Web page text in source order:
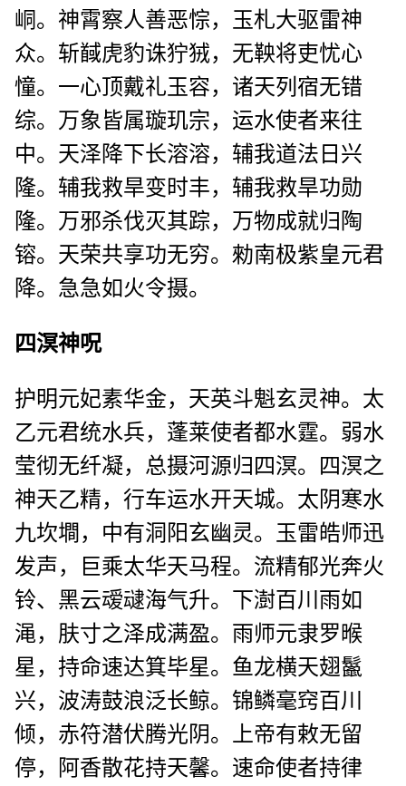
峒。神霄察人善恶悰，玉札大驱雷神
众。斩馘虎豹诛狞狨，无鞅将吏忧心
憧。一心顶戴礼玉容，诸天列宿无错
综。万象皆属璇玑宗，运水使者来往
中。天泽降下长溶溶，辅我道法日兴
隆。辅我救旱变时丰，辅我救旱功勋
隆。万邪杀伐灭其踪，万物成就归陶
镕。天荣共享功无穷。勑南极紫皇元君
降。急急如火令摄。
四溟神呪
护明元妃素华金，天英斗魁玄灵神。太
乙元君统水兵，蓬莱使者都水霆。弱水
莹彻无纤凝，总摄河源归四溟。四溟之
神天乙精，行车运水开天城。太阴寒水
九坎墹，中有洞阳玄幽灵。玉雷皓师迅
发声，巨乘太华天马程。流精郁光奔火
铃、黑云叆叇海气升。下澍百川雨如
渑，肤寸之泽成满盈。雨师元隶罗㬋
星，持命速达箕毕星。鱼龙横天翅鬣
兴，波涛鼓浪泛长鲸。锦鳞毫窍百川
倾，赤符潜伏腾光阴。上帝有敕无留
停，阿香散花持天馨。速命使者持律